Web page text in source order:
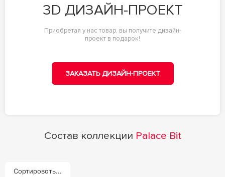
3D ДИЗАЙН-ПРОЕКТ
Приобретая у нас товар, вы получите дизайн-
проект в подарок!
ЗАКАЗАТЬ ДИЗАЙН-ПРОЕКТ
Состав коллекции Palace Bit
Сортировать...